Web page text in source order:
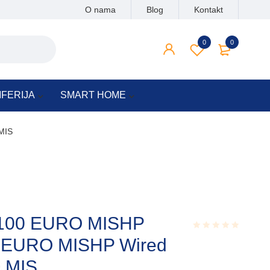
O nama Blog Kontakt
0
0
SMART HOME
EURO MISHP
MISHP Wired